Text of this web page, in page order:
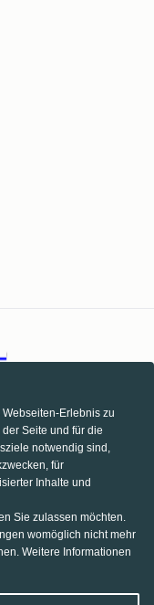
Erlebnis zu
Seite und für die
notwendig sind,
für
Inhalte und
Sie zulassen möchten.
womöglich nicht mehr
Weitere Informationen